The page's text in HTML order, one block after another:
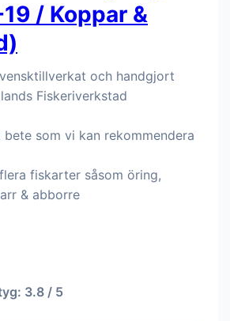
/ Koppar &
och handgjort
Fiskeriverkstad
som vi kan rekommendera
fiskarter såsom öring,
& abborre
3.8 / 5